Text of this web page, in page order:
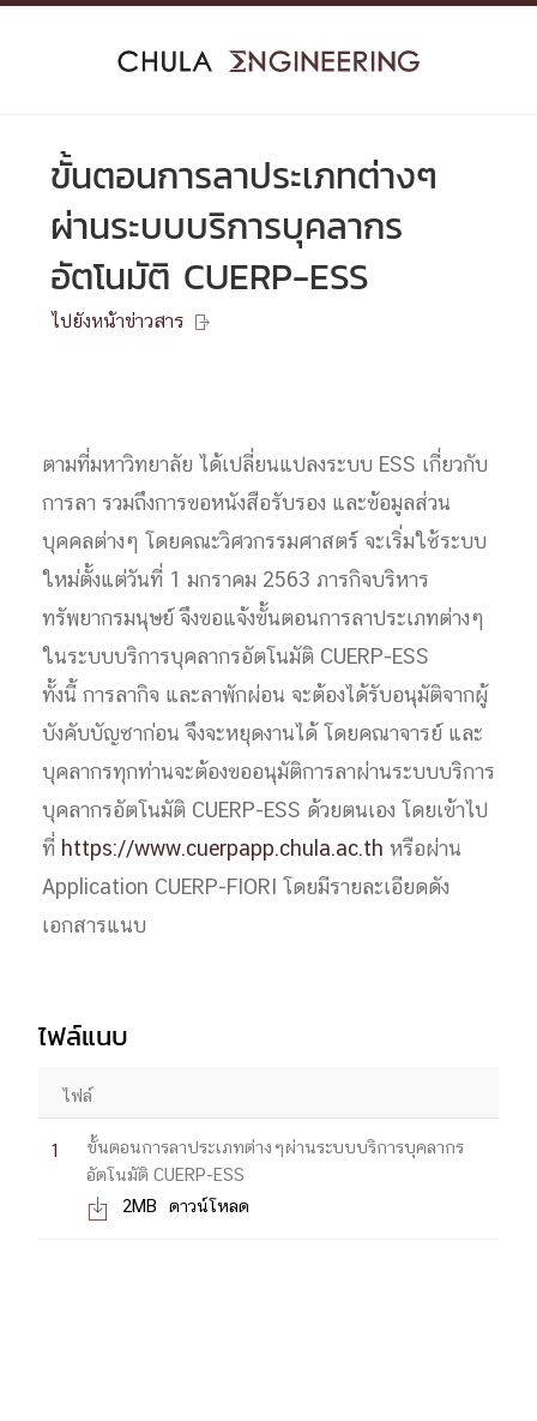
Skip
ขั้นตอนการลาประเภทต่างๆ
ผ่านระบบบริการบุคลากร
อัตโนมัติ CUERP-ESS
ไปยังหน้าข่าวสาร 
ตามที่มหาวิทยาลัย ได้เปลี่ยนแปลงระบบ ESS เกี่ยวกับ
การลา รวมถึงการขอหนังสือรับรอง และข้อมูลส่วน
บุคคลต่างๆ โดยคณะวิศวกรรมศาสตร์ จะเริ่มใช้ระบบ
ใหม่ตั้งแต่วันที่ 1 มกราคม 2563 ภารกิจบริหาร
ทรัพยากรมนุษย์ จึงขอแจ้งขั้นตอนการลาประเภทต่างๆ
ในระบบบริการบุคลากรอัตโนมัติ CUERP-ESS
ทั้งนี้ การลากิจ และลาพักผ่อน จะต้องได้รับอนุมัติจากผู้
บังคับบัญชาก่อน จึงจะหยุดงานได้ โดยคณาจารย์ และ
บุคลากรทุกท่านจะต้องขออนุมัติการลาผ่านระบบบริการ
บุคลากรอัตโนมัติ CUERP-ESS ด้วยตนเอง โดยเข้าไป
ที่https://www.cuerpapp.chula.ac.thหรือผ่าน
Application CUERP-FIORI โดยมีรายละเอียดดัง
เอกสารแนบ
ไฟล์แนบ
ไฟล์
1
ขั้นตอนการลาประเภทต่างๆผ่านระบบบริการบุคลากร
อัตโนมัติ CUERP-ESS
 2MB ดาวน์โหลด